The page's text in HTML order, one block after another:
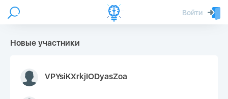
Войти
Новые участники
VPYsiKXrkjIODyasZoa